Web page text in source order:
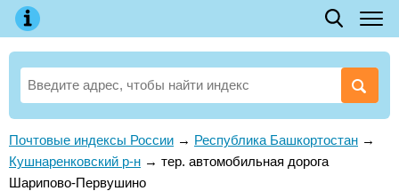
Почтовые индексы России → Республика Башкортостан →
Кушнаренковский р-н → тер. автомобильная дорога
Шарипово-Первушино